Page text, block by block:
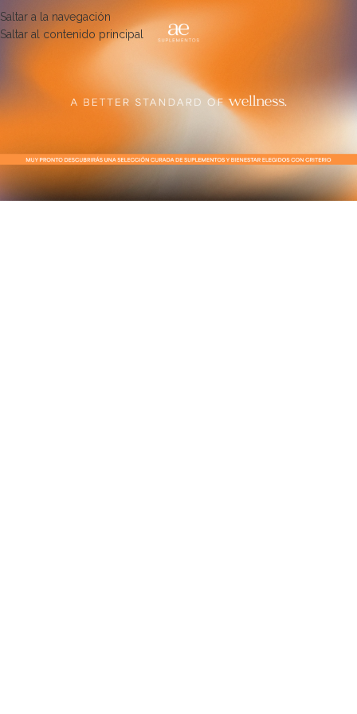
Saltar a la navegación
Saltar al contenido principal